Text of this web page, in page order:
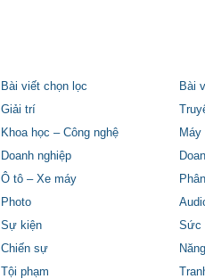
Bài viết chọn lọc Bài
Giải trí
Khoa học – Công nghệ Máy
Doanh nghiệp
Ô tô – Xe máy
Photo
Sự kiện Sức
Chiến sự
Tội phạm